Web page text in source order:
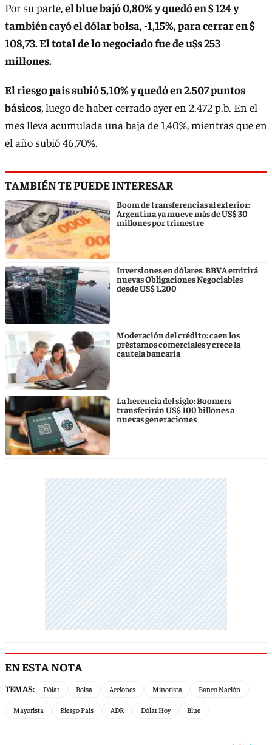
Por su parte,el blue bajó 0,80% y quedó en $ 124 y
también cayó el dólar bolsa, -1,15%, para cerrar en $
108,73. El total de lo negociado fue de u$s 253
millones.
El riesgo país subió 5,10% y quedó en 2.507 puntos
básicos,luego de haber cerrado ayer en 2.472 p.b. En el
mes lleva acumulada una baja de 1,40%, mientras que en
el año subió 46,70%.
TAMBIÉN TE PUEDE INTERESAR
Boom de transferencias al exterior:
Argentina ya mueve más de US$ 30
millones por trimestre
Inversiones en dólares: BBVA emitirá
nuevas Obligaciones Negociables
desde US$ 1.200
Moderación del crédito: caen los
préstamos comerciales y crece la
cautela bancaria
La herencia del siglo: Boomers
transferirán US$ 100 billones a
nuevas generaciones
EN ESTA NOTA
TEMAS: Dólar Bolsa Acciones Minorista Banco Nación
Mayorista Riesgo País ADR Dólar Hoy Blue